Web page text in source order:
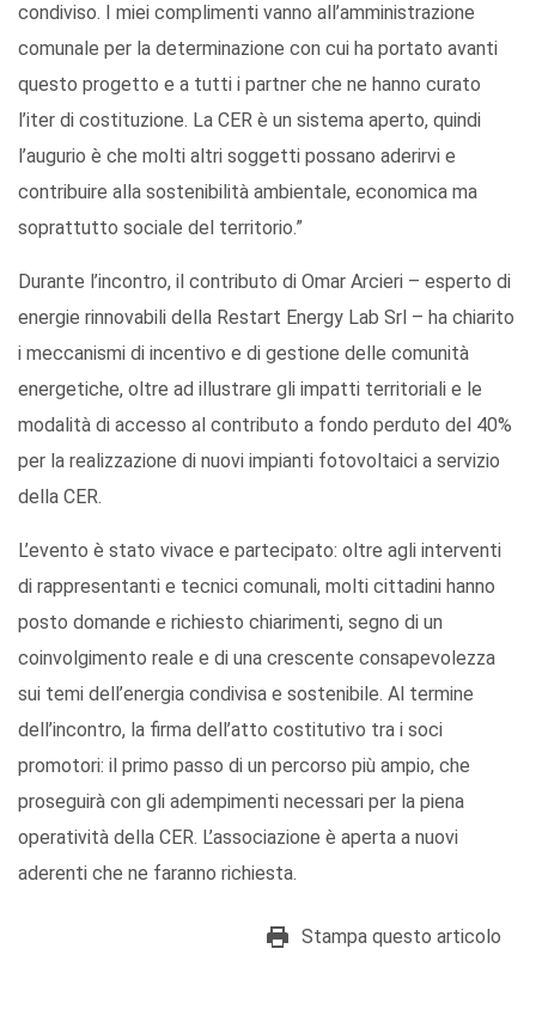
condiviso. I miei complimenti vanno all’amministrazione
comunale per la determinazione con cui ha portato avanti
questo progetto e a tutti i partner che ne hanno curato
l’iter di costituzione. La CER è un sistema aperto, quindi
l’augurio è che molti altri soggetti possano aderirvi e
contribuire alla sostenibilità ambientale, economica ma
soprattutto sociale del territorio.”
Durante l’incontro, il contributo di Omar Arcieri – esperto di
energie rinnovabili della Restart Energy Lab Srl – ha chiarito
i meccanismi di incentivo e di gestione delle comunità
energetiche, oltre ad illustrare gli impatti territoriali e le
modalità di accesso al contributo a fondo perduto del 40%
per la realizzazione di nuovi impianti fotovoltaici a servizio
della CER.
L’evento è stato vivace e partecipato: oltre agli interventi
di rappresentanti e tecnici comunali, molti cittadini hanno
posto domande e richiesto chiarimenti, segno di un
coinvolgimento reale e di una crescente consapevolezza
sui temi dell’energia condivisa e sostenibile. Al termine
dell’incontro, la firma dell’atto costitutivo tra i soci
promotori: il primo passo di un percorso più ampio, che
proseguirà con gli adempimenti necessari per la piena
operatività della CER. L’associazione è aperta a nuovi
aderenti che ne faranno richiesta.
Stampa questo articolo